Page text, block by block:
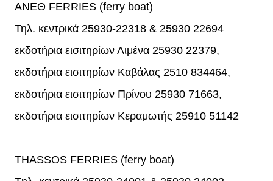
ΑΝΕΘ FERRIES (ferry boat)
Τηλ. κεντρικά 25930-22318 & 25930 22694
εκδοτήρια εισιτηρίων Λιμένα 25930 22379,
εκδοτήρια εισιτηρίων Καβάλας 2510 834464,
εκδοτήρια εισιτηρίων Πρίνου 25930 71663,
εκδοτήρια εισιτηρίων Κεραμωτής 25910 51142
THASSOS FERRIES (ferry boat)